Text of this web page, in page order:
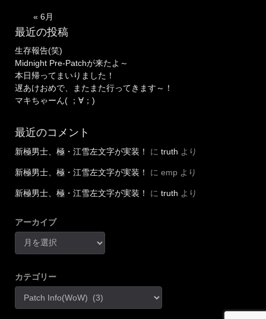
« 6月
最近の投稿
生存報告(笑)
Midnight Pre-Patchが来たよ～
本日帰ってまいりました！
遅あけおめで、またまた行ってきます～！
マキちゃーん( ；∀；)
最近のコメント
新極男士、極・江雪左文字が実装！ に truth より
新極男士、極・江雪左文字が実装！ に emp より
新極男士、極・江雪左文字が実装！ に truth より
アーカイブ
カテゴリー